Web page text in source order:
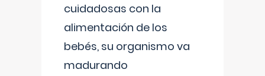
cuidadosas con la
alimentación de los
bebés, su organismo va
madurando